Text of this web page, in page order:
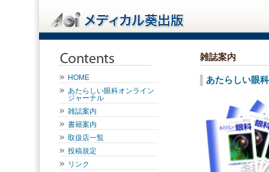
HOME
あたらしい眼科オンライン
ジャーナル
雑誌案内
書籍案内
取扱店一覧
投稿規定
リンク
雑誌案内
あたらしい眼科